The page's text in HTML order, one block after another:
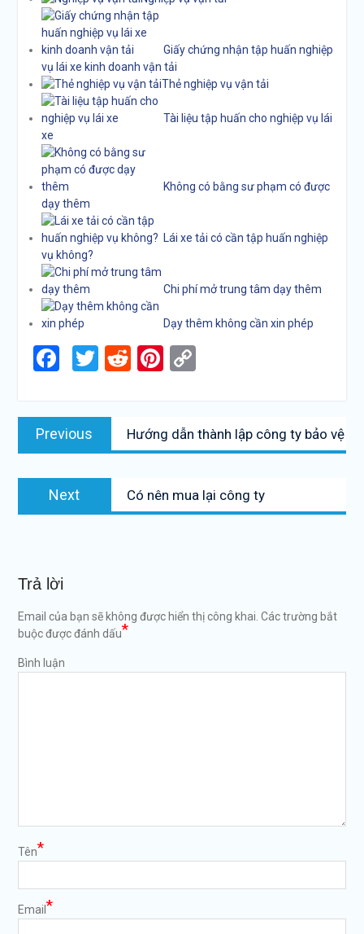
Giấy chứng nhận tập huấn nghiệp
vụ lái xe kinh doanh vận tải
Thẻ nghiệp vụ vận tải
Tài liệu tập huấn cho nghiệp vụ lái
xe
Không có bằng sư phạm có được
dạy thêm
Lái xe tải có cần tập huấn nghiệp
vụ không?
Chi phí mở trung tâm dạy thêm
Dạy thêm không cần xin phép
Facebook
Twitter
RedditPinterest
Copy
Điều
hướng
Previous
Previous
post:
Hướng dẫn thành lập công ty bảo vệ
Next
Next
post:
Có nên mua lại công ty
Trả lời
Email của bạn sẽ không được hiển thị công khai. Các trường bắt
buộc được đánh dấu*
Bình luận
Tên*
Email *